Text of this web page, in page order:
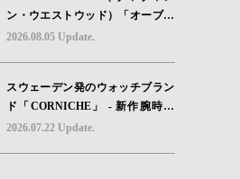
ション2種類が発売。
ン・ウエストウッド）「オーブボ
タン」コレクションに、⽇本限定
2026.08.05 Update.
スウェーデン発のウォッチブラン
ド「CORNICHE」 - 新作腕時計
地中海の夏を映す、爽やかなブル
2026.07.22 Update.